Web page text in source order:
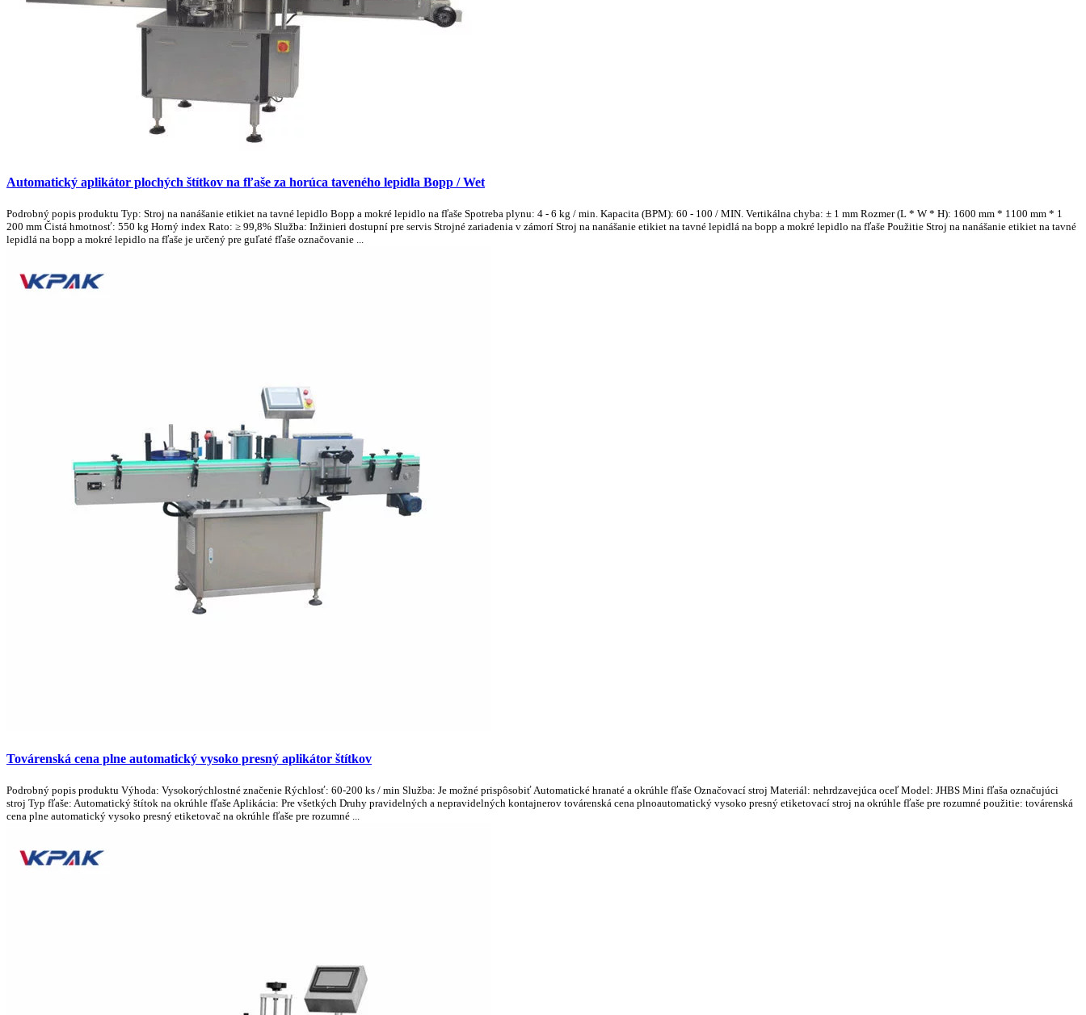
Automatický aplikátor plochých štítkov na fľaše za horúca taveného lepidla Bopp / Wet
Podrobný popis produktu Typ: Stroj na nanášanie etikiet na tavné lepidlo Bopp a mokré lepidlo na fľaše Spotreba plynu: 4 - 6 kg / min. Kapacita (BPM): 60 - 100 / MIN. Vertikálna chyba: ± 1 mm Rozmer (L * W * H): 1600 mm * 1100 mm * 1
200 mm Čistá hmotnosť: 550 kg Horný index Rato: ≥ 99,8% Služba: Inžinieri dostupní pre servis Strojné zariadenia v zámorí Stroj na nanášanie etikiet na tavné lepidlá na bopp a mokré lepidlo na fľaše Použitie Stroj na nanášanie etikiet na tavné
lepidlá na bopp a mokré lepidlo na fľaše je určený pre guľaté fľaše označovanie ...
Továrenská cena plne automatický vysoko presný aplikátor štítkov
Podrobný popis produktu Výhoda: Vysokorýchlostné značenie Rýchlosť: 60-200 ks / min Služba: Je možné prispôsobiť Automatické hranaté a okrúhle fľaše Označovací stroj Materiál: nehrdzavejúca oceľ Model: JHBS Mini fľaša označujúci
stroj Typ fľaše: Automatický štítok na okrúhle fľaše Aplikácia: Pre všetkých Druhy pravidelných a nepravidelných kontajnerov továrenská cena plnoautomatický vysoko presný etiketovací stroj na okrúhle fľaše pre rozumné použitie: továrenská
cena plne automatický vysoko presný etiketovač na okrúhle fľaše pre rozumné ...